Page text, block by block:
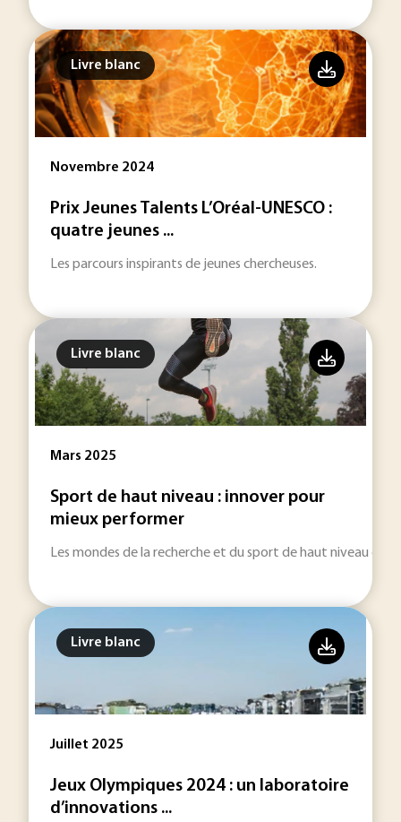
Livre blanc
Novembre 2024
Prix Jeunes Talents L’Oréal-UNESCO :
quatre jeunes ...
Les parcours inspirants de jeunes chercheuses.
Livre blanc
Mars 2025
Sport de haut niveau : innover pour
mieux performer
Les mondes de la recherche et du sport de haut niveau
Livre blanc
Juillet 2025
Jeux Olympiques 2024 : un laboratoire
d’innovations ...